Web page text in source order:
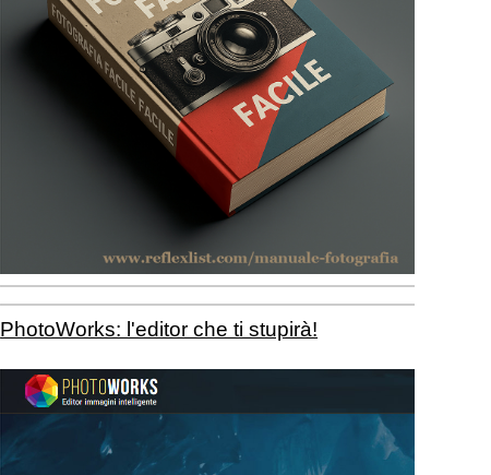
PhotoWorks: l'editor che ti stupirà!